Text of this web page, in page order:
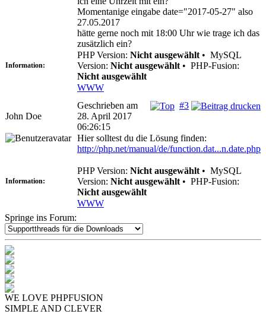
Momentanige eingabe date="2017-05-27" also
27.05.2017
hätte gerne noch mit 18:00 Uhr wie trage ich das
zusätzlich ein?
Information:
PHP Version: Nicht ausgewählt • MySQL
Version: Nicht ausgewählt • PHP-Fusion:
Nicht ausgewählt
WWW
John Doe
#3
Geschrieben am
28. April 2017
06:26:15
Hier solltest du die Lösung finden:
http://php.net/manual/de/function.dat...n.date.php
Information:
PHP Version: Nicht ausgewählt • MySQL
Version: Nicht ausgewählt • PHP-Fusion:
Nicht ausgewählt
WWW
Springe ins Forum:
WE LOVE PHPFUSION
SIMPLE AND CLEVER